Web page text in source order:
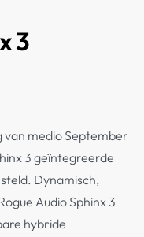
3
van medio September
3 geïntegreerde
Dynamisch,
Audio Sphinx 3
hybride